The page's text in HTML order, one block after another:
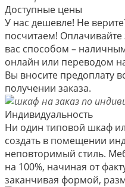
Доступные цены
У нас дешевле! Не
посчитаем!
вас способом –
онлайн или переводом
Вы вносите предоплату
получении заказа.
Индивидуальность
Ни один типовой шкаф
создать в помещении
неповторимый стиль.
на 100%, начиная от
заканчивая формой,